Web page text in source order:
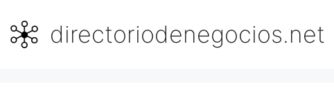
contenidodirectoriodenegocios.net